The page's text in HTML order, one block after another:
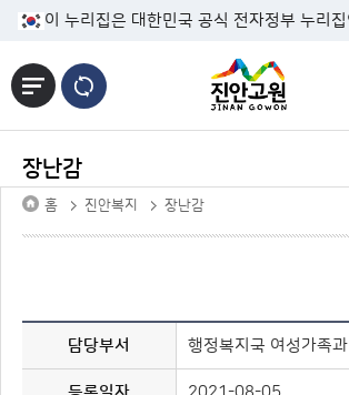
본문바로가기
이 누리집은 대한민국 공식 전자정부 누리
장난감
홈 진안복지 장난감
담당부서 행정복지국 여성가족